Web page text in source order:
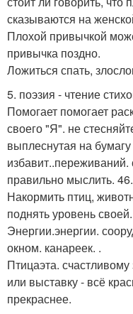
сказываются на
Плохой привычкой
привычка поздно.
Ложиться спать,
5. поэзия - чтение
Помогает помогает
своего "Я". не
выплеснутая на
избавит..переживаний.
правильно мыслить. 46.
Накормить птиц,
поднять уровень своей.
Энергии.энергии.
окном. канареек. .
Птицаэта.
или выставку - всё
прекраснее.